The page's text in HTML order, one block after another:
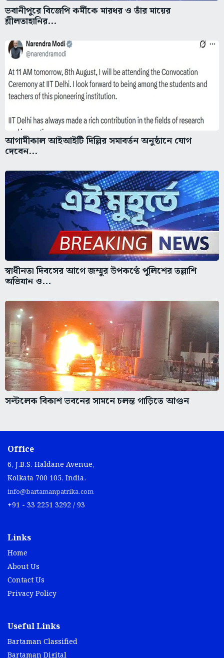
ভবানীপুরে বিজেপি কর্মীকে মারধর ও তাঁর মায়ের
শ্লীলতাহানির...
আগামীকাল আইআইটি দিল্লির সমাবর্তন অনুষ্ঠানে যোগ
দেবেন...
স্বাধীনতা দিবসের আগে জম্মুর উপকণ্ঠে পুলিশের তল্লাশি
অভিযান ও...
সল্টলেক বিকাশ ভবনের সামনে চলন্ত গাড়িতে আগুন
Office
6, J.B.S. Haldane Avenue,
Kolkata 700 105, India.
info@bartamanpatrika.com
+91 - 33 2251 3292 / 93
Links
Home
About Us
Contact Us
Privacy Policy
Useful Links
Bartaman Classified
Bartaman Digital